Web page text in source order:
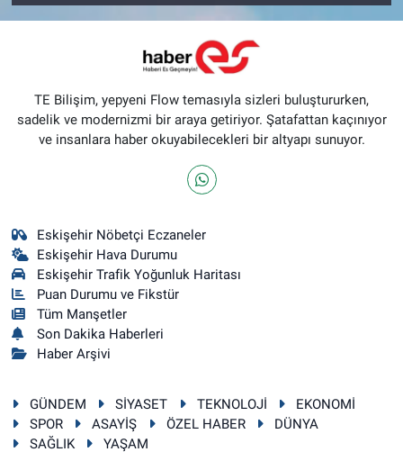
TE Bilişim, yepyeni Flow temasıyla sizleri buluştururken,
sadelik ve modernizmi bir araya getiriyor. Şatafattan kaçınıyor
ve insanlara haber okuyabilecekleri bir altyapı sunuyor.
Eskişehir Nöbetçi Eczaneler
Eskişehir Hava Durumu
Eskişehir Trafik Yoğunluk Haritası
Puan Durumu ve Fikstür
Tüm Manşetler
Son Dakika Haberleri
Haber Arşivi
GÜNDEM SİYASET TEKNOLOJİ
EKONOMİ
SPOR
ASAYİŞ ÖZEL HABER
DÜNYA
SAĞLIK
YAŞAM